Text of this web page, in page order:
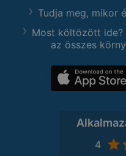
Tudja meg, mikor
Most költözött ide?
az összes
4